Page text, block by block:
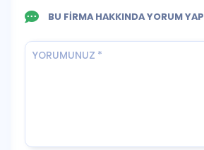
BU FİRMA HAKKINDA YORUM YAP